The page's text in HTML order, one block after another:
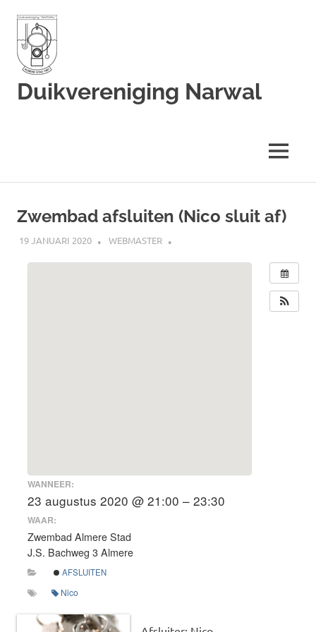
inhoud
Duikvereniging Narwal
MENU
Zwembad afsluiten (Nico sluit af)
19 JANUARI 2020 WEBMASTER
WANNEER:
23 augustus 2020 @ 21:00 – 23:30
WAAR:
Zwembad Almere Stad
J.S. Bachweg 3 Almere
AFSLUITEN
Nico